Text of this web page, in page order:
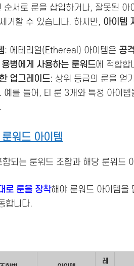
순서로 룬을 삽입하거나, 잘못된 아
거할 수 있습니다. 하지만, 아이템
: 에테리얼(Ethereal) 아이템은 공
용병에게 사용하는 룬워드에 적합합
업그레이드: 상위 등급의 룬을 얻
예를 들어, El 룬 3개와 특정 아이템
워드 아이템
함되는 룬워드 조합과 해당 룬워드
로 룬을 장착해야 룬워드 아이템을
합니다.
레